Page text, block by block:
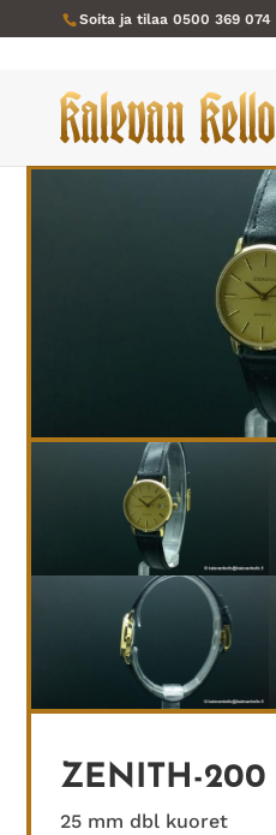
Soita ja tilaa 0500 369 074
Verkkokauppa/Naisten kellot
ZENITH-200
25 mm dbl kuoret